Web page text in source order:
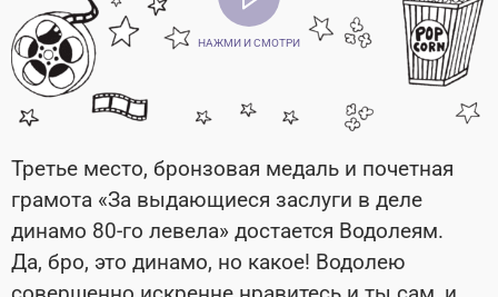
НАЖМИ И СМОТРИ
Третье место, бронзовая медаль и почетная
грамота «За выдающиеся заслуги в деле
динамо 80-го левела» достается Водолеям.
Да, бро, это динамо, но какое! Водолею